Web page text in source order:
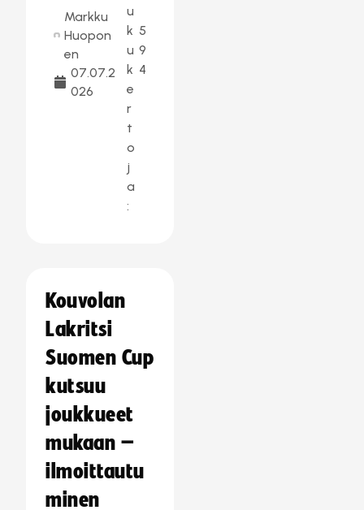
Markku
Huopon
en
07.07.2
026
u
k
u
k
e
r
t
o
j
a
:
5
9
4
Kouvolan
Lakritsi
Suomen Cup
kutsuu
joukkueet
mukaan –
ilmoittautu
minen